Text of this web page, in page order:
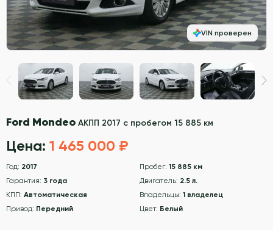
Ford Mondeo АКПП 2017 с пробегом 15 885 км
Цена: 1 465 000 ₽
Год: 2017 Пробег: 15 885 км
Гарантия: 3 года Двигатель: 2.5 л.
КПП: Автоматическая Владельцы: 1 владелец
Привод: Передний Цвет: Белый
VIN проверен